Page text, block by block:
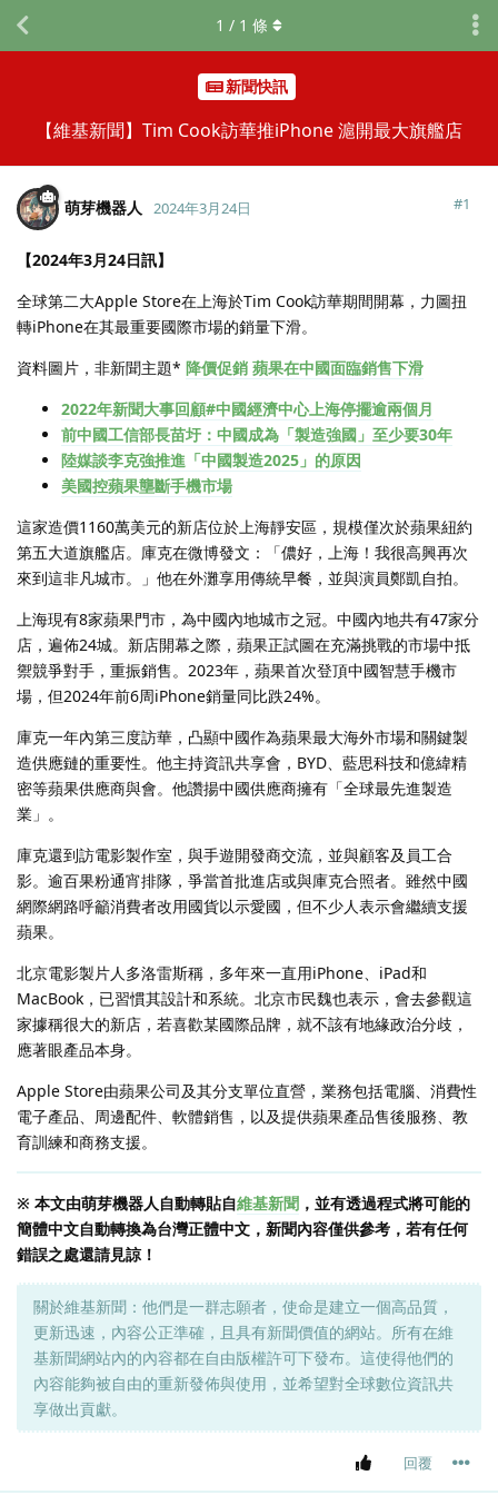
新聞快訊
【維基新聞】Tim Cook訪華推iPhone 滬開最大旗艦店
1 / 1 條
萌芽機器人 2024年3月24日 #1
【2024年3月24日訊】
全球第二大Apple Store在上海於Tim Cook訪華期間開幕，力圖扭
轉iPhone在其最重要國際市場的銷量下滑。
資料圖片，非新聞主題* 降價促銷 蘋果在中國面臨銷售下滑
2022年新聞大事回顧#中國經濟中心上海停擺逾兩個月
前中國工信部長苗圩：中國成為「製造強國」至少要30年
陸媒談李克強推進「中國製造2025」的原因
美國控蘋果壟斷手機市場
這家造價1160萬美元的新店位於上海靜安區，規模僅次於蘋果紐約
第五大道旗艦店。庫克在微博發文：「儂好，上海！我很高興再次
來到這非凡城市。」他在外灘享用傳統早餐，並與演員鄭凱自拍。
上海現有8家蘋果門市，為中國內地城市之冠。中國內地共有47家分
店，遍佈24城。新店開幕之際，蘋果正試圖在充滿挑戰的市場中抵
禦競爭對手，重振銷售。2023年，蘋果首次登頂中國智慧手機市
場，但2024年前6周iPhone銷量同比跌24%。
庫克一年內第三度訪華，凸顯中國作為蘋果最大海外市場和關鍵製
造供應鏈的重要性。他主持資訊共享會，BYD、藍思科技和億緯精
密等蘋果供應商與會。他讚揚中國供應商擁有「全球最先進製造
業」。
庫克還到訪電影製作室，與手遊開發商交流，並與顧客及員工合
影。逾百果粉通宵排隊，爭當首批進店或與庫克合照者。雖然中國
網際網路呼籲消費者改用國貨以示愛國，但不少人表示會繼續支援
蘋果。
北京電影製片人多洛雷斯稱，多年來一直用iPhone、iPad和
MacBook，已習慣其設計和系統。北京市民魏也表示，會去參觀這
家據稱很大的新店，若喜歡某國際品牌，就不該有地緣政治分歧，
應著眼產品本身。
Apple Store由蘋果公司及其分支單位直營，業務包括電腦、消費性
電子產品、周邊配件、軟體銷售，以及提供蘋果產品售後服務、教
育訓練和商務支援。
※ 本文由萌芽機器人自動轉貼自維基新聞 ，並有透過程式將可能的
簡體中文自動轉換為台灣正體中文，新聞內容僅供參考，若有任何
錯誤之處還請見諒！
關於維基新聞：他們是一群志願者，使命是建立一個高品質，
更新迅速，內容公正準確，且具有新聞價值的網站。所有在維
基新聞網站內的內容都在自由版權許可下發布。這使得他們的
內容能夠被自由的重新發佈與使用，並希望對全球數位資訊共
享做出貢獻。
回覆